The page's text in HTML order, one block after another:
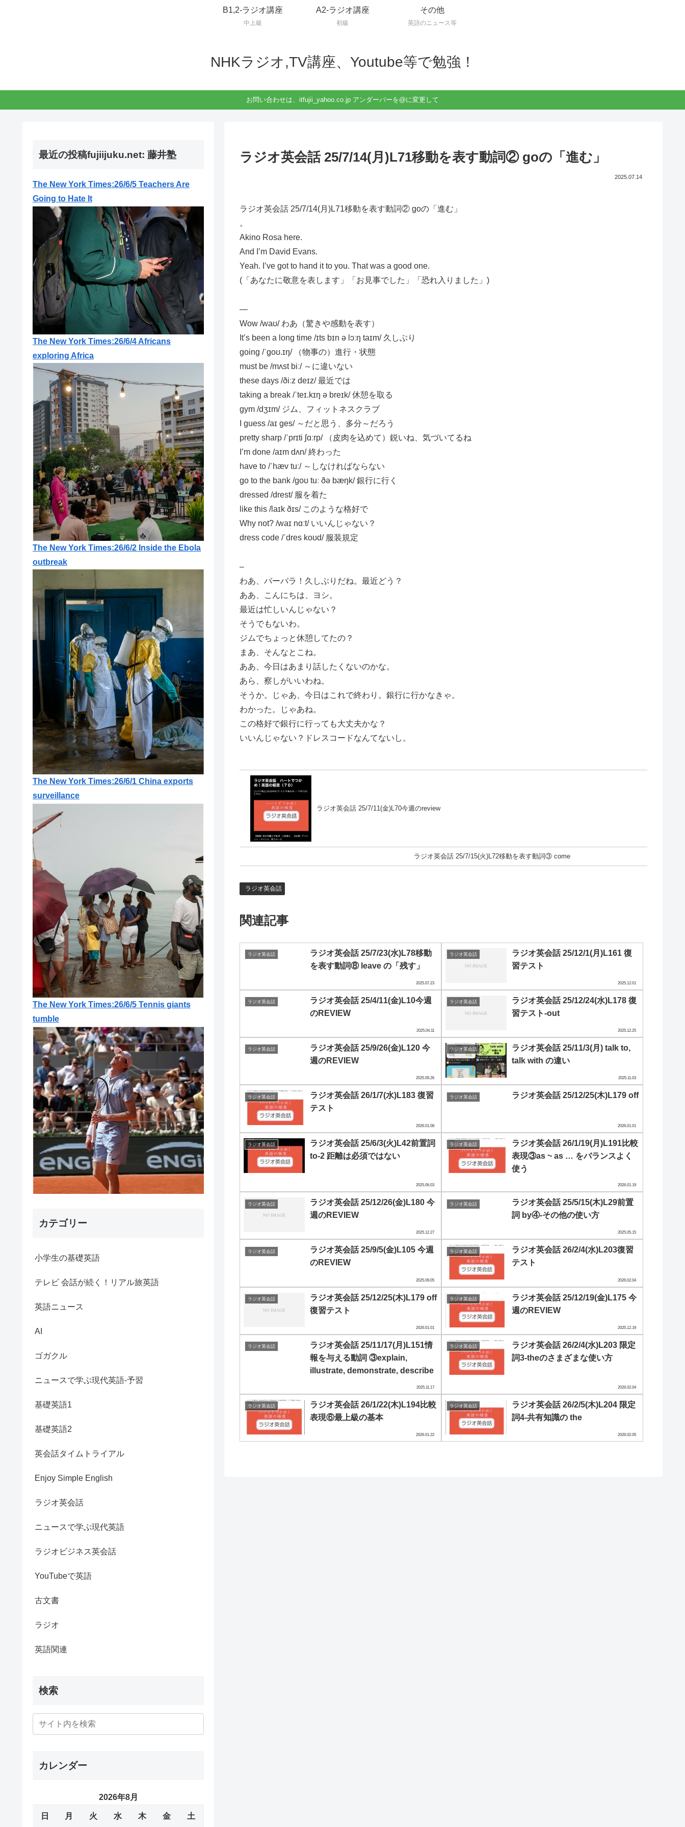
NHKラジオ,TV講座、Youtube等で勉強！
B1,2-ラジオ講座
中上級
A2-ラジオ講座
初級
その他
英語のニュース等
お問い合わせは、itfujii_yahoo.co.jp アンダーバーを@に変更して
ラジオ英会話 25/7/14(月)L71移動を表す動詞② goの「進む」
2025.07.14
ラジオ英会話 25/7/14(月)L71移動を表す動詞② goの「進む」
。
Akino Rosa here.
And I’m David Evans.
Yeah. I’ve got to hand it to you. That was a good one.
(「あなたに敬意を表します」「お見事でした」「恐れ入りました」)
—
Wow /waʊ/ わあ（驚きや感動を表す）
It’s been a long time /ɪts bɪn ə lɔːŋ taɪm/ 久しぶり
going /ˈɡoʊ.ɪŋ/ （物事の）進行・状態
must be /mʌst biː/ ～に違いない
these days /ðiːz deɪz/ 最近では
taking a break /ˈteɪ.kɪŋ ə breɪk/ 休憩を取る
gym /dʒɪm/ ジム、フィットネスクラブ
I guess /aɪ ɡes/ ～だと思う、多分～だろう
pretty sharp /ˈprɪti ʃɑːrp/ （皮肉を込めて）鋭いね、気づいてるね
I’m done /aɪm dʌn/ 終わった
have to /ˈhæv tuː/ ～しなければならない
go to the bank /ɡoʊ tuː ðə bæŋk/ 銀行に行く
dressed /drest/ 服を着た
like this /laɪk ðɪs/ このような格好で
Why not? /waɪ nɑːt/ いいんじゃない？
dress code /ˈdres koʊd/ 服装規定
–
わあ、バーバラ！久しぶりだね。最近どう？
ああ、こんにちは、ヨシ。
最近は忙しいんじゃない？
そうでもないわ。
ジムでちょっと休憩してたの？
まあ、そんなとこね。
ああ、今日はあまり話したくないのかな。
あら、察しがいいわね。
そうか。じゃあ、今日はこれで終わり。銀行に行かなきゃ。
わかった。じゃあね。
この格好で銀行に行っても大丈夫かな？
いいんじゃない？ドレスコードなんてないし。
ラジオ英会話 25/7/11(金)L70今週のreview
ラジオ英会話 25/7/15(火)L72移動を表す動詞③ come
ラジオ英会話
関連記事
ラジオ英会話
ラジオ英会話 25/7/23(水)L78移動
を表す動詞⑧ leave の「残す」
2025.07.23
ラジオ英会話
ラジオ英会話 25/12/1(月)L161 復
習テスト
2025.12.01
ラジオ英会話
ラジオ英会話 25/4/11(金)L10今週
のREVIEW
2025.04.11
ラジオ英会話
ラジオ英会話 25/12/24(水)L178 復
習テスト-out
2025.12.25
ラジオ英会話
ラジオ英会話 25/9/26(金)L120 今
週のREVIEW
2025.09.26
ラジオ英会話
ラジオ英会話 25/11/3(月) talk to,
talk with の違い
2025.11.03
ラジオ英会話
ラジオ英会話 26/1/7(水)L183 復習
テスト
2026.01.08
ラジオ英会話 ラジオ英会話 25/12/25(木)L179 off
2026.01.01
ラジオ英会話
ラジオ英会話 25/6/3(火)L42前置詞
to-2 距離は必須ではない
2025.06.03
ラジオ英会話
ラジオ英会話 26/1/19(月)L191比較
表現③as ~ as … をバランスよく
使う
2026.01.19
ラジオ英会話
ラジオ英会話 25/12/26(金)L180 今
週のREVIEW
2025.12.27
ラジオ英会話
ラジオ英会話 25/5/15(木)L29前置
詞 by④-その他の使い方
2025.05.15
ラジオ英会話
ラジオ英会話 25/9/5(金)L105 今週
のREVIEW
2025.09.05
ラジオ英会話
ラジオ英会話 26/2/4(水)L203復習
テスト
2026.02.04
ラジオ英会話
ラジオ英会話 25/12/25(木)L179 off
復習テスト
2026.01.01
ラジオ英会話
ラジオ英会話 25/12/19(金)L175 今
週のREVIEW
2025.12.19
ラジオ英会話
ラジオ英会話 25/11/17(月)L151情
報を与える動詞 ③explain,
illustrate, demonstrate, describe
2025.11.17
ラジオ英会話
ラジオ英会話 26/2/4(水)L203 限定
詞3-theのさまざまな使い方
2026.02.04
ラジオ英会話
ラジオ英会話 26/1/22(木)L194比較
表現⑥最上級の基本
2026.01.22
ラジオ英会話
ラジオ英会話 26/2/5(木)L204 限定
詞4-共有知識の the
2026.02.05
最近の投稿fujiijuku.net: 藤井塾
The New York Times:26/6/5 Teachers Are
Going to Hate It
The New York Times:26/6/4 Africans
exploring Africa
The New York Times:26/6/2 Inside the Ebola
outbreak
The New York Times:26/6/1 China exports
surveillance
The New York Times:26/6/5 Tennis giants
tumble
カテゴリー
小学生の基礎英語
テレビ 会話が続く！リアル旅英語
英語ニュース
AI
ゴガクル
ニュースで学ぶ現代英語-予習
基礎英語1
基礎英語2
英会話タイムトライアル
Enjoy Simple English
ラジオ英会話
ニュースで学ぶ現代英語
ラジオビジネス英会話
YouTubeで英語
古文書
ラジオ
英語関連
検索
カレンダー
2026年8月
日 月 火 水 木 金 土